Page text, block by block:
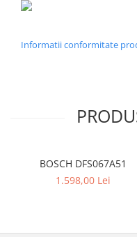
Informatii conformitate
BOSCH DFS067A51
1.598,00 Lei